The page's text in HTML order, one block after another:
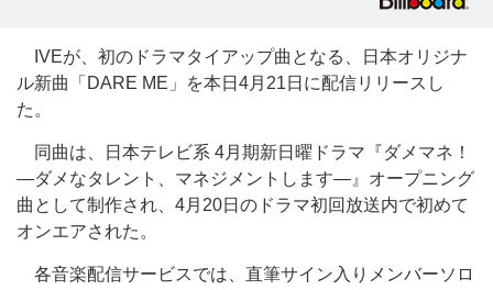
IVEが、初のドラマタイアップ曲となる、日本オリジナ
ル新曲「DARE ME」を本日4月21日に配信リリースし
た。
同曲は、日本テレビ系 4月期新日曜ドラマ『ダメマネ！
―ダメなタレント、マネジメントします―』オープニング
曲として制作され、4月20日のドラマ初回放送内で初めて
オンエアされた。
各音楽配信サービスでは、直筆サイン入りメンバーソロ